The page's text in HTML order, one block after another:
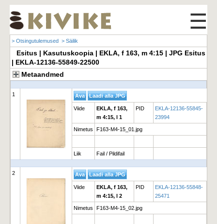
☰
> Otsingutulemused > Säilik
Esitus | Kasutuskoopia | EKLA, f 163, m 4:15 | JPG Esitus
| EKLA-12136-55849-22500
Metaandmed
1
Viide
EKLA, f 163,
m 4:15, l 1
PID
EKLA-12136-55845-
23994
Nimetus F163-M4-15_01.jpg
Liik Fail / Pildifail
2
Viide
EKLA, f 163,
m 4:15, l 2
PID
EKLA-12136-55848-
25471
Nimetus F163-M4-15_02.jpg